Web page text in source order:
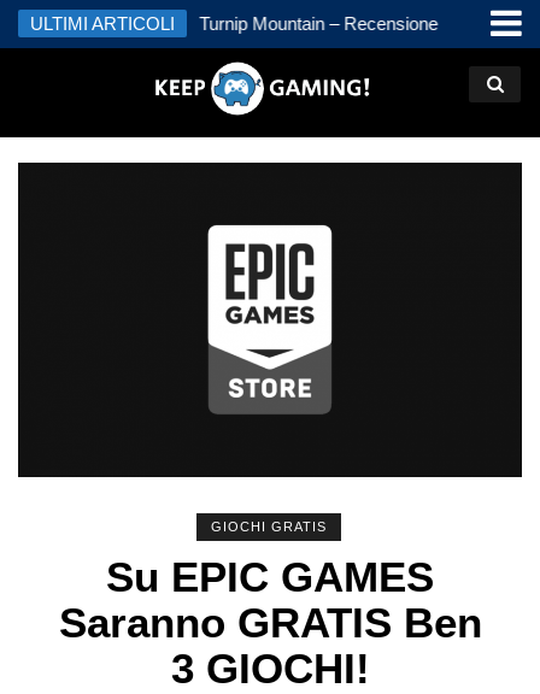
ULTIMI ARTICOLI
– Recensione Turnip Mountain – Recensione
GIOCHI GRATIS
Su EPIC GAMES
Saranno GRATIS Ben
3 GIOCHI!